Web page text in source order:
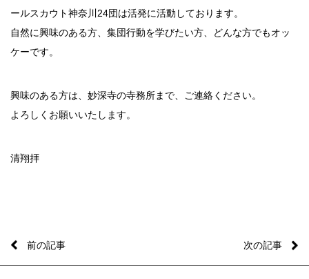
ールスカウト神奈川24団は活発に活動しております。
自然に興味のある方、集団行動を学びたい方、どんな方でもオッ
ケーです。
興味のある方は、妙深寺の寺務所まで、ご連絡ください。
よろしくお願いいたします。
清翔拝
前の記事 次の記事